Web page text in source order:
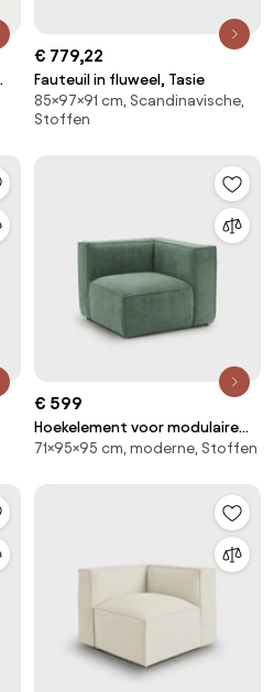
€ 779,22
Fauteuil in fluweel, Tasie
85×97×91 cm, Scandinavische,
Stoffen
€ 599
Hoekelement voor modulaire
bank, in fluweel met structuur,
71×95×95 cm, moderne, Stoffen